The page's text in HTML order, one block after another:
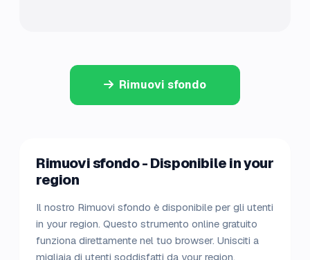
Rimuovi sfondo
Rimuovi sfondo - Disponibile in your
region
Il nostro Rimuovi sfondo è disponibile per gli utenti
in your region. Questo strumento online gratuito
funziona direttamente nel tuo browser. Unisciti a
migliaia di utenti soddisfatti da your region.